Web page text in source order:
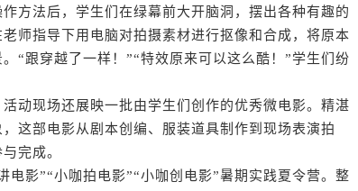
法后，学生们在绿幕前大开脑洞，摆出各种有趣的
师指导下用电脑对拍摄素材进行抠像和合成，将原本
“跟穿越了一样！”“特效原来可以这么酷！”学生们纷
现场还展映一批由学生们创作的优秀微电影。精湛
这部电影从剧本创编、服装道具制作到现场表演拍
完成。
影”“小咖拍电影”“小咖创电影”暑期实践夏令营。整